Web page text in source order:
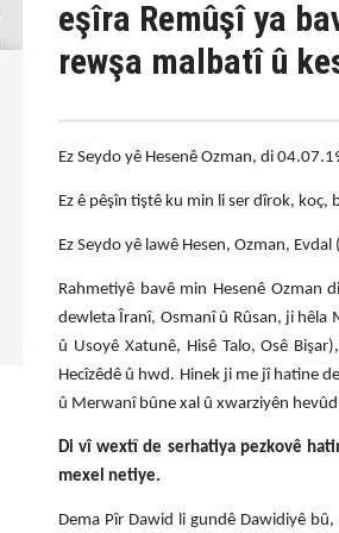
eşîra Remûşî ya
rewşa malbatî û
Ez Seydo yê Hesenê Ozman, di
Ez ê pêşîn tiştê ku min li ser dîrok,
Ez Seydo yê lawê Hesen, Ozman,
Rahmetiyê bavê min Hesenê Ozman
dewleta Îranî, Osmanî û Rûsan, ji hêla
û Usoyê Xatunê, Hisê Talo, Osê
Hecîzêdê û hwd. Hinek ji me jî hatine
û Merwanî bûne xal û xwarziyên
Di vî wextî de serhatiya pezkovê
mexel netiye.
Dema Pîr Dawid li gundê Dawidiyê